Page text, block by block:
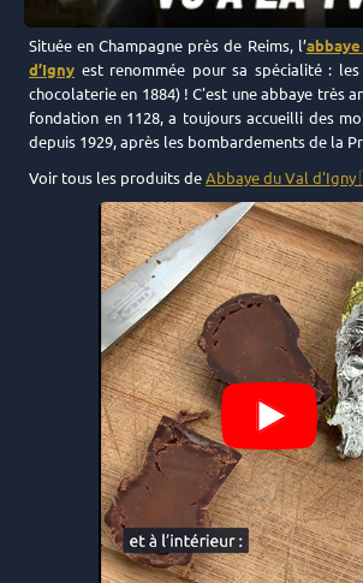
Située en Champagne près de Reims, l’
d’Igny est renommée pour sa spécialité :
chocolaterie en 1884) ! C'est une abbaye très
fondation en 1128, a toujours accueilli des
depuis 1929, après les bombardements de la
Voir tous les produits deAbbaye du Val